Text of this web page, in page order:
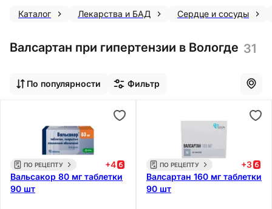
Каталог Лекарства и БАД Сердце и сосуды
Валсартан при гипертензии в Вологде 31
По популярности Фильтр
ПО РЕЦЕПТУ +4
Вальсакор 80 мг таблетки
90 шт
ПО РЕЦЕПТУ +3
Валсартан 160 мг таблетки
90 шт